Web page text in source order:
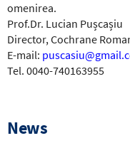
omenirea.
Prof.Dr. Lucian Pușcașiu
Director, Cochrane
E-mail:
Tel. 0040-740163955
News